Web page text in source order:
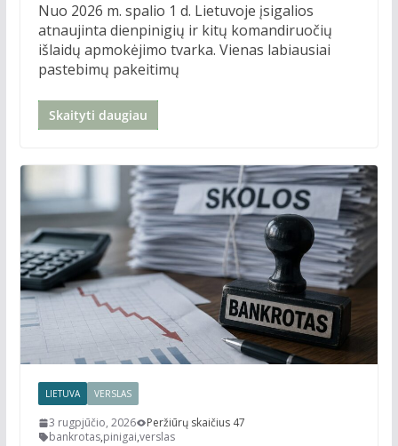
Nuo 2026 m. spalio 1 d. Lietuvoje įsigalios
atnaujinta dienpinigių ir kitų komandiruočių
išlaidų apmokėjimo tvarka. Vienas labiausiai
pastebimų pakeitimų
Skaityti daugiau
LIETUVA VERSLAS
3 rugpjūčio, 2026
Peržiūrų skaičius 47
bankrotas,pinigai,verslas